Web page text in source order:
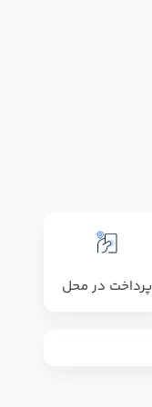
پرداخت در محل